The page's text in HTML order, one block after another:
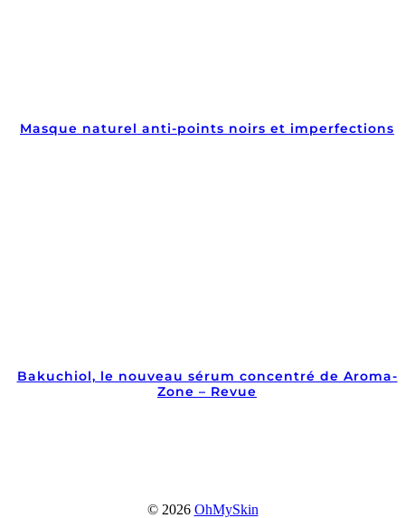
Masque naturel anti-points noirs et imperfections
Bakuchiol, le nouveau sérum concentré de Aroma-
Zone – Revue
© 2026 OhMySkin